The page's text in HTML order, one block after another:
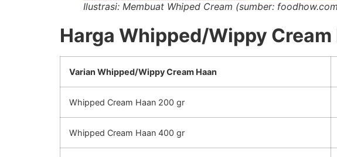
Ilustrasi: Membuat Whiped Cream (sumber:
Harga Whipped/Wippy Cream
Varian Whipped/Wippy Cream Haan
Whipped Cream Haan 200 gr
Whipped Cream Haan 400 gr